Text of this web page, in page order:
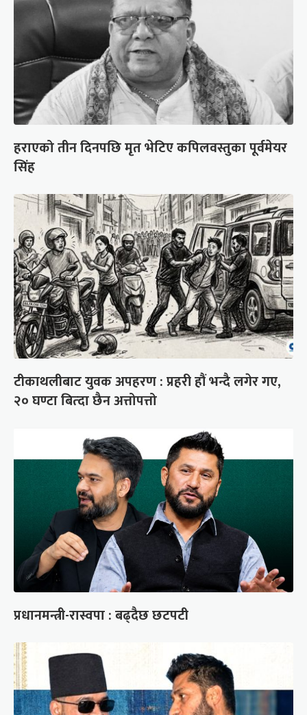
हराएको तीन दिनपछि मृत भेटिए कपिलवस्तुका पूर्वमेयर
सिंह
टीकाथलीबाट युवक अपहरण : प्रहरी हौं भन्दै लगेर गए,
२० घण्टा बित्दा छैन अत्तोपत्तो
प्रधानमन्त्री-रास्वपा : बढ्दैछ छटपटी